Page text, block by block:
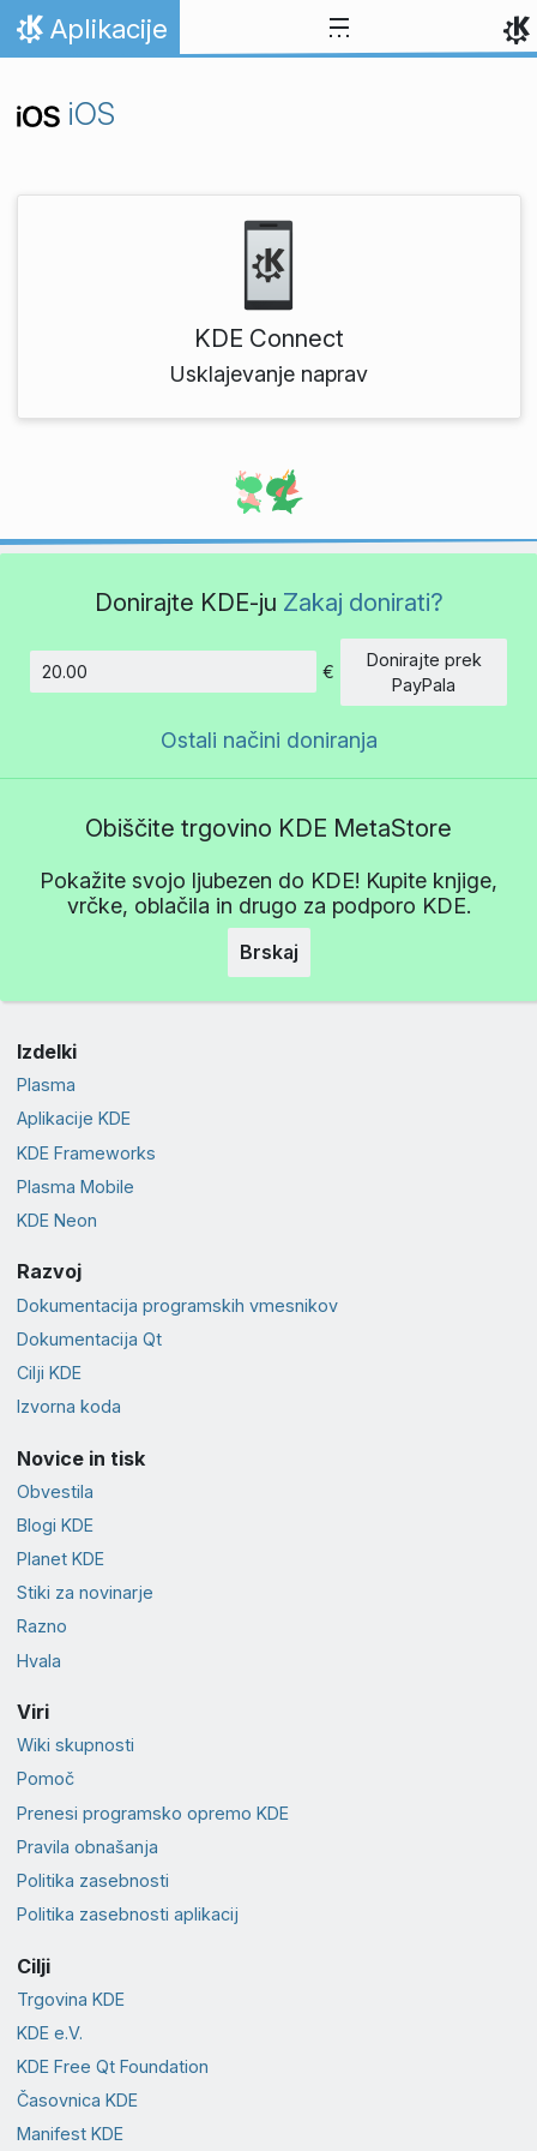
Preskoči na vsebino
Domov
Aplikacije
iOS
KDE Connect
Usklajevanje naprav
Donirajte KDE-ju Zakaj donirati?
Znesek
€
Donirajte prek
PayPala
Ostali načini doniranja
Obiščite trgovino KDE MetaStore
Pokažite svojo ljubezen do KDE! Kupite knjige,
vrčke, oblačila in drugo za podporo KDE.
Brskaj
Izdelki
Plasma
Aplikacije KDE
KDE Frameworks
Plasma Mobile
KDE Neon
Razvoj
Dokumentacija programskih vmesnikov
Dokumentacija Qt
Cilji KDE
Izvorna koda
Novice in tisk
Obvestila
Blogi KDE
Planet KDE
Stiki za novinarje
Razno
Hvala
Viri
Wiki skupnosti
Pomoč
Prenesi programsko opremo KDE
Pravila obnašanja
Politika zasebnosti
Politika zasebnosti aplikacij
Cilji
Trgovina KDE
KDE e.V.
KDE Free Qt Foundation
Časovnica KDE
Manifest KDE